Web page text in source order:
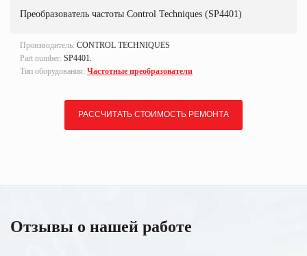
Преобразователь частоты Control Techniques (SP4401)
Производитель: CONTROL TECHNIQUES
Part number: SP4401.
Тип оборудования: Частотные преобразователи
РАССЧИТАТЬ СТОИМОСТЬ РЕМОНТА
Отзывы о нашей работе